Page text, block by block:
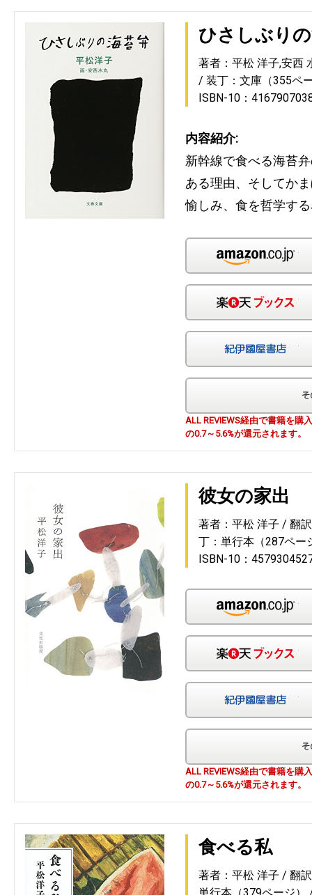
ひさしぶり
著者：平松 洋子,安西
装丁：文庫（355ペ
ISBN-10：
内容紹介:
新幹線で食べる海苔
ある理由、そしてか
愉しみ、食を哲学す
ALL REVIEWS経由で書籍を購
の0.7～5.6%が還元されます。
彼女の家出
著者：平松 洋子
翻
丁：単行本（287ペー
ISBN-10：
ALL REVIEWS経由で書籍を購
の0.7～5.6%が還元されます。
食べる私
著者：平松 洋子
翻
単行本（379ページ）